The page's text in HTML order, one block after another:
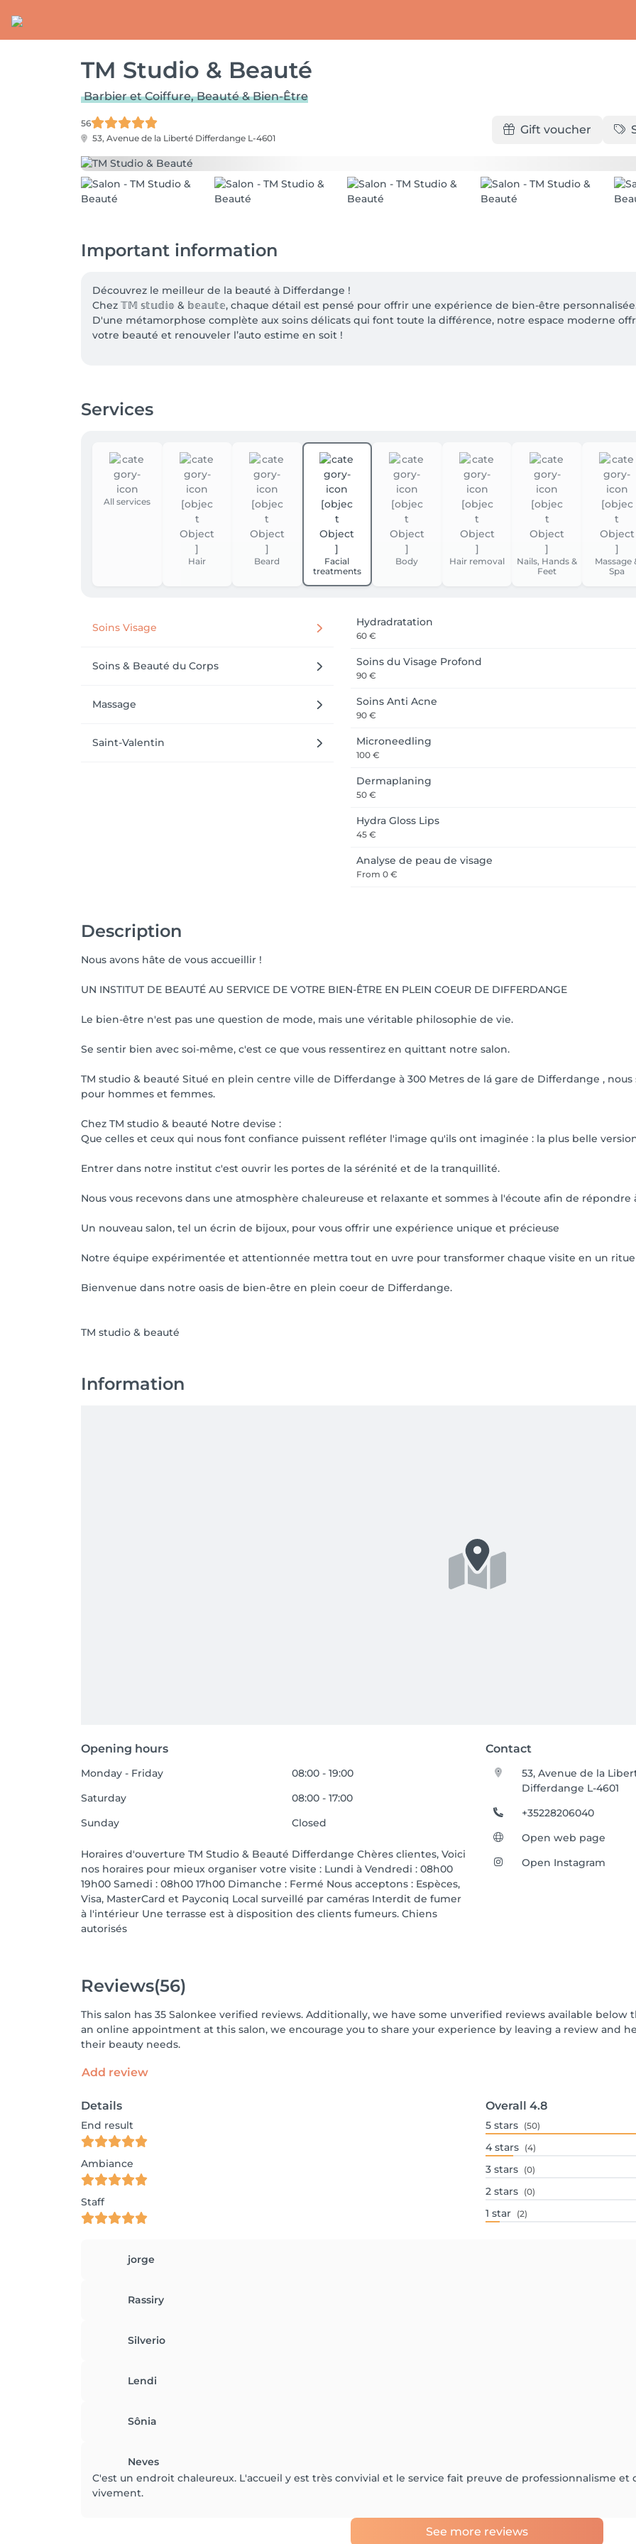
TM Studio & Beauté
Barbier et Coiffure, Beauté & Bien-Être
56
53, Avenue de la Liberté Differdange L-4601
Gift voucher
Important information
Découvrez le meilleur de la beauté à Differdange !
Chez 𝕋𝕄 𝕤𝕥𝕦𝕕𝕚𝕠 & 𝕓𝕖𝕒𝕦𝕥𝕖, chaque détail est pensé pour offrir une expérience de bien-être
D'une métamorphose complète aux soins délicats qui font toute la différence, notre espace moderne
votre beauté et renouveler l’auto estime en soit !
Services
All services
Hair Beard
Facial
treatments
Body Hair removal
Nails, Hands &
Feet
Massage
Spa
Soins Visage
Soins & Beauté du Corps
Massage
Saint-Valentin
Hydradratation
60 €
Soins du Visage Profond
90 €
Soins Anti Acne
90 €
Microneedling
100 €
Dermaplaning
50 €
Hydra Gloss Lips
45 €
Analyse de peau de visage
From 0 €
Description
Nous avons hâte de vous accueillir !
UN INSTITUT DE BEAUTÉ AU SERVICE DE VOTRE BIEN-ÊTRE EN PLEIN COEUR DE DIFFERDANGE
Le bien-être n'est pas une question de mode, mais une véritable philosophie de vie.
Se sentir bien avec soi-même, c'est ce que vous ressentirez en quittant notre salon.
TM studio & beauté Situé en plein centre ville de Differdange à 300 Metres de lá gare de Differdange ,
pour hommes et femmes.
Chez TM studio & beauté Notre devise :
Que celles et ceux qui nous font confiance puissent refléter l'image qu'ils ont imaginée : la plus belle
Entrer dans notre institut c'est ouvrir les portes de la sérénité et de la tranquillité.
Nous vous recevons dans une atmosphère chaleureuse et relaxante et sommes à l'écoute afin de répondre
Un nouveau salon, tel un écrin de bijoux, pour vous offrir une expérience unique et précieuse
Notre équipe expérimentée et attentionnée mettra tout en uvre pour transformer chaque visite en un
Bienvenue dans notre oasis de bien-être en plein coeur de Differdange.
Information
Opening hours Contact
Monday - Friday
08:00 - 19:00
Saturday
08:00 - 17:00
Sunday
Closed
Horaires d'ouverture TM Studio & Beauté Differdange Chères clientes, Voici
nos horaires pour mieux organiser votre visite : Lundi à Vendredi : 08h00
19h00 Samedi : 08h00 17h00 Dimanche : Fermé Nous acceptons : Espèces,
Visa, MasterCard et Payconiq Local surveillé par caméras Interdit de fumer
à l'intérieur Une terrasse est à disposition des clients fumeurs. Chiens
autorisés
53, Avenue de la
Differdange L-4601
+35228206040
Open web page
Open Instagram
Reviews(56)
This salon has 35 Salonkee verified reviews. Additionally, we have some unverified reviews available
an online appointment at this salon, we encourage you to share your experience by leaving a review and
their beauty needs.
Add review
Details
End result
Ambiance
Staff
Overall 4.8
5 stars (50)
4 stars (4)
3 stars (0)
2 stars (0)
1 star (2)
jorge
Rassiry
Silverio
Lendi
Sônia
Neves
C'est un endroit chaleureux. L'accueil y est très convivial et le service fait preuve de professionnalisme
vivement.
See more reviews